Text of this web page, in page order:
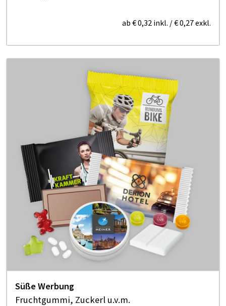
ab € 0,32 inkl. /€ 0,27exkl.
Süße Werbung
Fruchtgummi, Zuckerl u.v.m.